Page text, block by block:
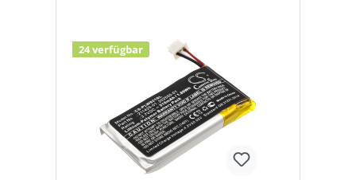
24 verfügbar